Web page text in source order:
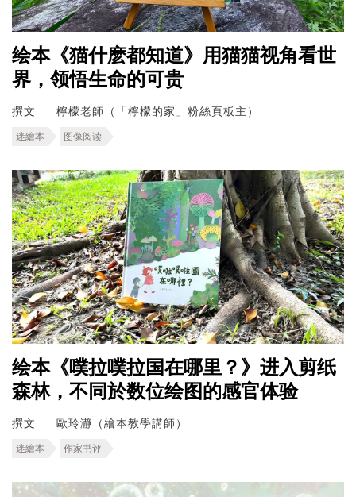
绘本《猫什麽都知道》用猫猫视角看世
界，领悟生命的可贵
撰文 檸檬老師（「檸檬的家」粉絲頁板主）
迷繪本 图像阅读
绘本《噗拉噗拉国在哪里？》进入剪纸
森林，不同於数位绘图的感官体验
撰文 歐玲瀞（繪本教學講師）
迷繪本 作家书评